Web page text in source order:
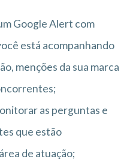
Google Alert com
está acompanhando
menções da sua marca
as perguntas e
que estão
de atuação;